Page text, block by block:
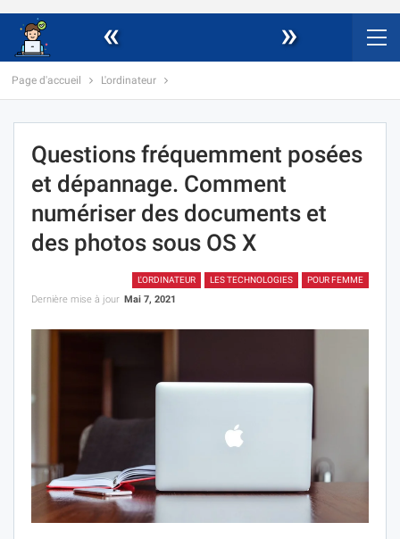
« »
Page d'accueil L'ordinateur
Questions fréquemment posées
et dépannage. Comment
numériser des documents et
des photos sous OS X
L'ORDINATEUR LES TECHNOLOGIES POUR FEMME
Dernière mise à jour Mai 7, 2021